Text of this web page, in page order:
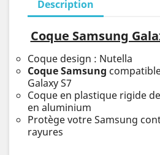
Description
Coque Samsung
Coque design : Nutella
Coque Samsung
Galaxy S7
Coque en plastique rigide
en aluminium
Protège votre Samsung
rayures